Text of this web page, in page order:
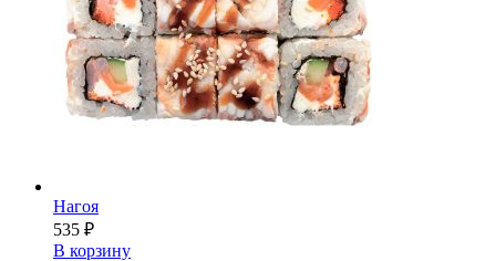
Нагоя
535 ₽
В корзину